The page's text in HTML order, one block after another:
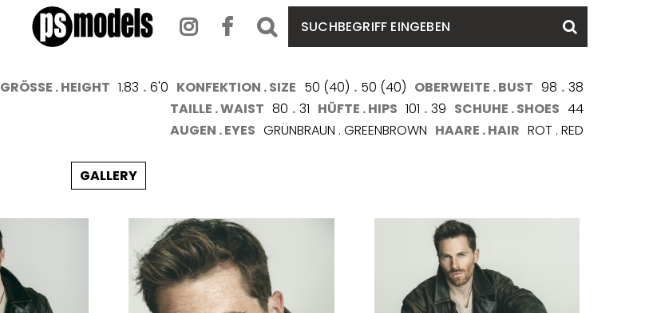
EINGEBEN
GRÖSSE . HEIGHT 1.83 . 6'0 KONFEKTION . SIZE 50 (40) . 50 (40) OBERWEITE . BUST 98 . 38
TAILLE . WAIST 80 . 31 HÜFTE . HIPS 101 . 39 SCHUHE . SHOES 44
AUGEN . EYES GRÜNBRAUN . GREENBROWN HAARE . HAIR ROT . RED
GALLERY